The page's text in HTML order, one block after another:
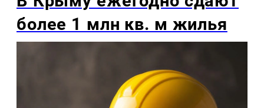
более 1 млн кв. м жилья